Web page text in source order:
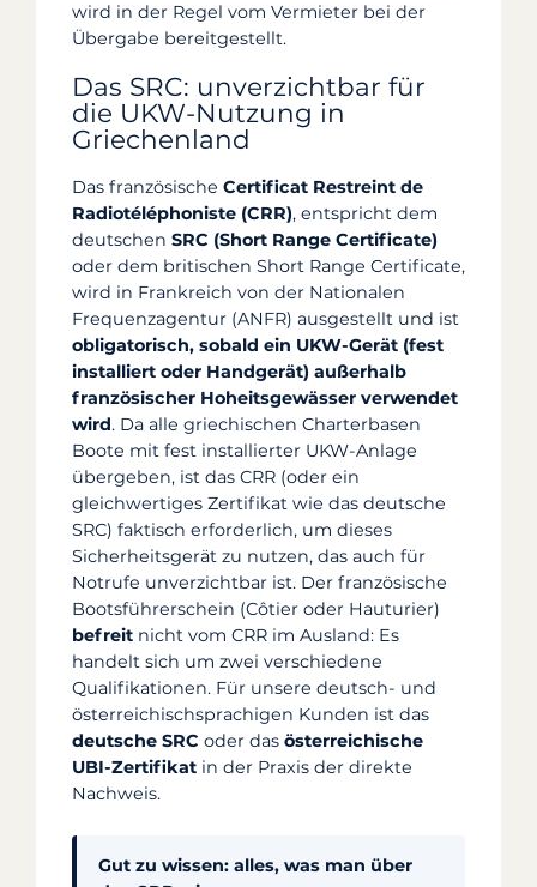
wird in der Regel vom Vermieter bei der
Übergabe bereitgestellt.
Das SRC: unverzichtbar für
die UKW-Nutzung in
Griechenland
Das französische Certificat Restreint de
Radiotéléphoniste (CRR), entspricht dem
deutschen SRC (Short Range Certificate)
oder dem britischen Short Range Certificate,
wird in Frankreich von der Nationalen
Frequenzagentur (ANFR) ausgestellt und ist
obligatorisch, sobald ein UKW-Gerät (fest
installiert oder Handgerät) außerhalb
französischer Hoheitsgewässer verwendet
wird. Da alle griechischen Charterbasen
Boote mit fest installierter UKW-Anlage
übergeben, ist das CRR (oder ein
gleichwertiges Zertifikat wie das deutsche
SRC) faktisch erforderlich, um dieses
Sicherheitsgerät zu nutzen, das auch für
Notrufe unverzichtbar ist. Der französische
Bootsführerschein (Côtier oder Hauturier)
befreit nicht vom CRR im Ausland: Es
handelt sich um zwei verschiedene
Qualifikationen. Für unsere deutsch- und
österreichischsprachigen Kunden ist das
deutsche SRC oder das österreichische
UBI-Zertifikat in der Praxis der direkte
Nachweis.
Gut zu wissen: alles, was man über